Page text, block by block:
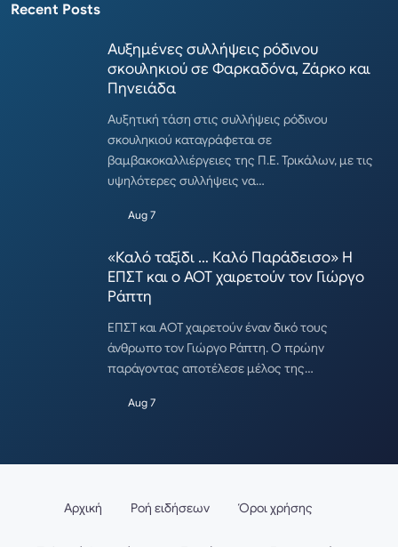
Recent Posts
Αυξημένες συλλήψεις ρόδινου
σκουληκιού σε Φαρκαδόνα, Ζάρκο και
Πηνειάδα
Αυξητική τάση στις συλλήψεις ρόδινου
σκουληκιού καταγράφεται σε
βαμβακοκαλλιέργειες της Π.Ε. Τρικάλων, με τις
υψηλότερες συλλήψεις να…
Aug 7
«Καλό ταξίδι … Καλό Παράδεισο» Η
ΕΠΣΤ και ο ΑΟΤ χαιρετούν τον Γιώργο
Ράπτη
ΕΠΣΤ και ΑΟΤ χαιρετούν έναν δικό τους
άνθρωπο τον Γιώργο Ράπτη. Ο πρώην
παράγοντας αποτέλεσε μέλος της…
Aug 7
Αρχική Ροή ειδήσεων Όροι χρήσης